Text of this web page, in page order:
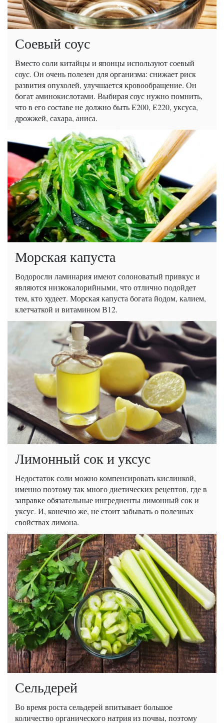
Соевый соус
Вместо соли китайцы и японцы используют соевый
соус. Он очень полезен для организма: снижает риск
развития опухолей, улучшается кровообращение. Он
богат аминокислотами. Выбирая соус нужно помнить,
что в его составе не должно быть Е200, Е220, уксуса,
дрожжей, сахара, аниса.
Морская капуста
Водоросли ламинария имеют солоноватый привкус и
являются низкокалорийными, что отлично подойдет
тем, кто худеет. Морская капуста богата йодом, калием,
клетчаткой и витамином В12.
Лимонный сок и уксус
Недостаток соли можно компенсировать кислинкой,
именно поэтому так много диетических рецептов, где в
заправке обязательные ингредиенты лимонный сок и
уксус. И, конечно же, не стоит забывать о полезных
свойствах лимона.
Сельдерей
Во время роста сельдерей впитывает большое
количество органического натрия из почвы, поэтому